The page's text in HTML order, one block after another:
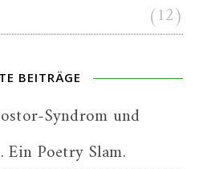
(12)
BEITRÄGE
Syndrom und
Poetry Slam.